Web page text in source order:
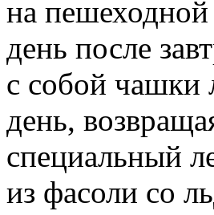
на
день после
с собой чашки
день,
специальный
из фасоли со